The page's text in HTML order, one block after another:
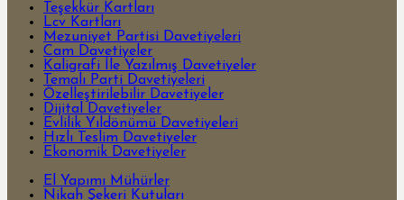
Teşekkür Kartları
Lcv Kartları
Mezuniyet Partisi Davetiyeleri
Cam Davetiyeler
Kaligrafi İle Yazılmış Davetiyeler
Temalı Parti Davetiyeleri
Özelleştirilebilir Davetiyeler
Dijital Davetiyeler
Evlilik Yıldönümü Davetiyeleri
Hızlı Teslim Davetiyeler
Ekonomik Davetiyeler
El Yapımı Mühürler
Nikah Şekeri Kutuları